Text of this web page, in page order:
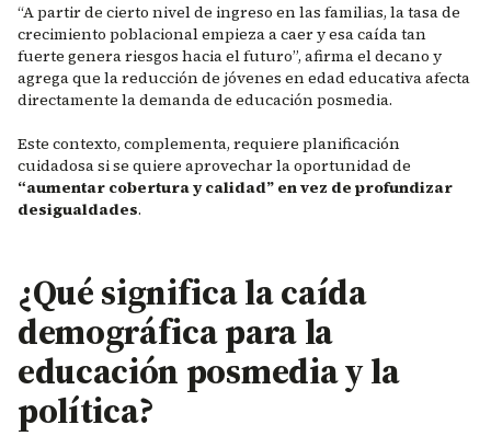
“A partir de cierto nivel de ingreso en las familias, la tasa de
crecimiento poblacional empieza a caer y esa caída tan
fuerte genera riesgos hacia el futuro”, afirma el decano y
agrega que la reducción de jóvenes en edad educativa afecta
directamente la demanda de educación posmedia.
Este contexto, complementa, requiere planificación
cuidadosa si se quiere aprovechar la oportunidad de
“aumentar cobertura y calidad” en vez de profundizar
desigualdades.
¿Qué significa la caída
demográfica para la
educación posmedia y la
política?